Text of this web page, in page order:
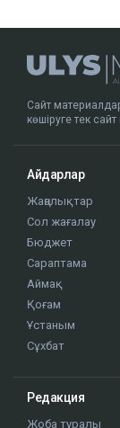
Сайт
көшіруге тек
Айдарлар
Жаңалықтар
Сол жағалау
Бюджет
Сараптама
Аймақ
Қоғам
Ұстаным
Сұхбат
Редакция
Жоба туралы